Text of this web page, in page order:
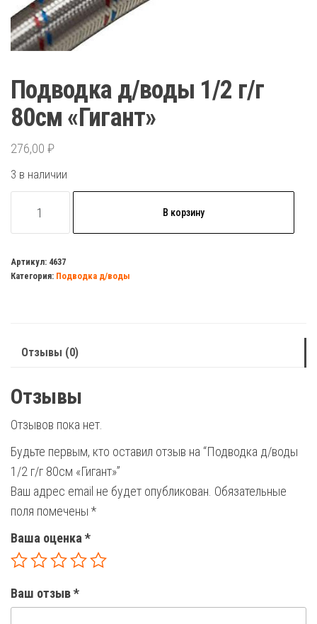
Подводка д/воды 1/2 г/г
80см «Гигант»
276,00 ₽
3 в наличии
товара
д/
воды
80см
В корзину
Артикул: 4637
Категория: Подводка д/воды
Отзывы (0)
Отзывы
Отзывов пока нет.
Будьте первым, кто оставил отзыв на “Подводка д/воды
1/2 г/г 80см «Гигант»”
Ваш адрес email не будет опубликован. Обязательные
поля помечены *
Ваша оценка *
Ваш отзыв*